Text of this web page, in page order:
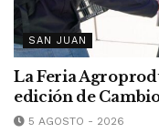
SAN JUAN
La Feria
edición de
5 AGOSTO - 2026